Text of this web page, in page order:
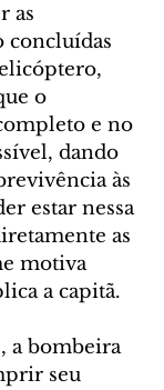
as
concluídas
o
e no
dando
às
estar nessa
as
motiva
a capitã.
a bombeira
seu